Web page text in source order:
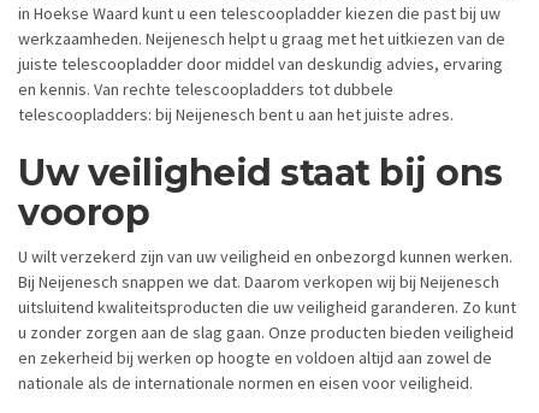
in Hoekse Waard kunt u een telescoopladder kiezen die past bij uw
werkzaamheden. Neijenesch helpt u graag met het uitkiezen van de
juiste telescoopladder door middel van deskundig advies, ervaring
en kennis. Van rechte telescoopladders tot dubbele
telescoopladders: bij Neijenesch bent u aan het juiste adres.
Uw veiligheid staat bij ons
voorop
U wilt verzekerd zijn van uw veiligheid en onbezorgd kunnen werken.
Bij Neijenesch snappen we dat. Daarom verkopen wij bij Neijenesch
uitsluitend kwaliteitsproducten die uw veiligheid garanderen. Zo kunt
u zonder zorgen aan de slag gaan. Onze producten bieden veiligheid
en zekerheid bij werken op hoogte en voldoen altijd aan zowel de
nationale als de internationale normen en eisen voor veiligheid.